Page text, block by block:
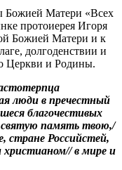
Божией Матери «Всех
протоиерея Игоря
Божией Матери и к
долгоденствии и
Церкви и Родины.
лю‌ди в пречестны‌й
благочести‌вых
па‌мять твою‌,/
стране‌ Росси‌йстей,
христиа‌ном// в ми‌ре и